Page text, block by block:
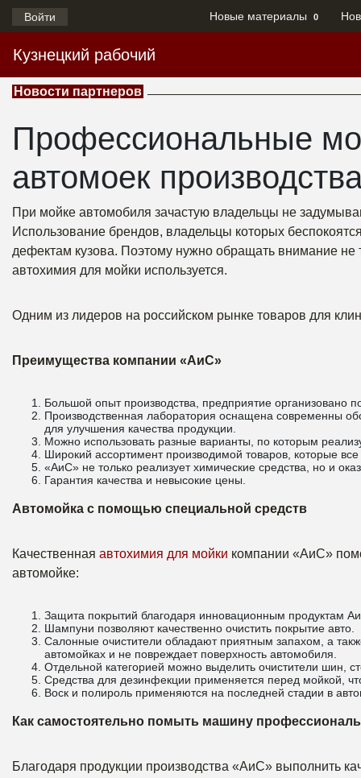
Войти Новые материалы 0
Кузнецкий рабочий
Новости партнеров
Профессиональные
автомоек
При мойке автомобиля зачастую владельцы не
Использование брендов, владельцы которых
дефектам кузова. Поэтому нужно обращать внимание не
автохимия для мойки используется.
Одним из лидеров на российском рынке товаров для
Преимущества компании «АиС»
Большой опыт производства, предприятие организовано
Производственная лаборатория оснащена современны
для улучшения качества продукции.
Можно использовать разные варианты, по которым
Широкий ассортимент производимой товаров, которые
«АиС» не только реализует химические средства, но и
Гарантия качества и невысокие цены.
Автомойка с помощью специальной средств
Качественная автохимия для мойки компании «АиС»
автомойке:
Защита покрытий благодаря инновационным продуктам
Шампуни позволяют качественно очистить покрытие авто.
Салонные очистители обладают приятным запахом, а
автомойках и не повреждает поверхность автомобиля.
Отдельной категорией можно выделить очистители шин,
Средства для дезинфекции применяется перед мойкой,
Воск и полироль применяются на последней стадии в
Как самостоятельно помыть машину
Благодаря продукции производства «АиС» выполнить